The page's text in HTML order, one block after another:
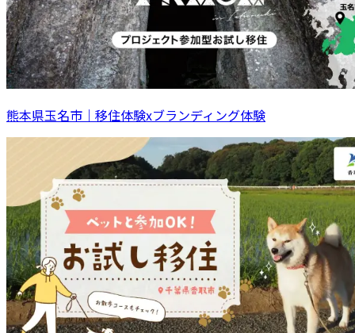
熊本県玉名市｜移住体験xブランディング体験